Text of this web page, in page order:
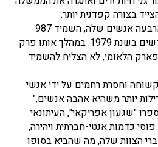
בצורה קפדנית יותר.
היא הייתה יעילה. צוות בן ארבעה אנשים שלה, השמיד 987
מלכודות במשך מספר חודשים בשנת 1979. במהלך אותו פרק
איש של הפארק הלאומי, לא הצליח להשמיד
וחסרת רחמים על ידי אנשי
יותר משהיא אהבה אנשים,"
"שגעון אפריקאי", העיתונאי
כדמות אנטי-חברתית ויהירה,
הצוות שלה, מה שהביא בסופו